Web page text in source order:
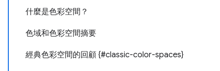
什麼是色彩空間？
色域和色彩空間摘要
經典色彩空間的回顧 {#classic-color-spaces}